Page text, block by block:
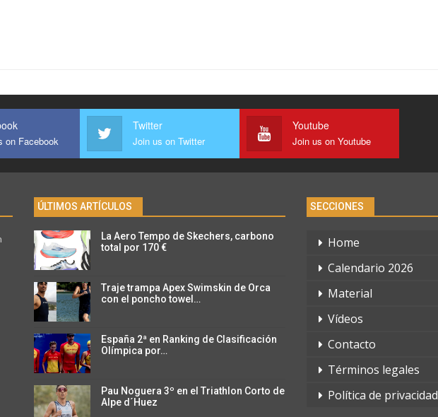
on Facebook
Twitter
Join us on Twitter
Youtube
Join us on Youtube
ÚLTIMOS ARTÍCULOS
La Aero Tempo de Skechers, carbono
total por 170 €
Traje trampa Apex Swimskin de Orca
con el poncho towel…
España 2ª en Ranking de Clasificación
Olímpica por…
Pau Noguera 3º en el Triathlon Corto de
Alpe d´Huez
SECCIONES
Home
Calendario 2026
Material
Vídeos
Contacto
Términos legales
Política de privacidad